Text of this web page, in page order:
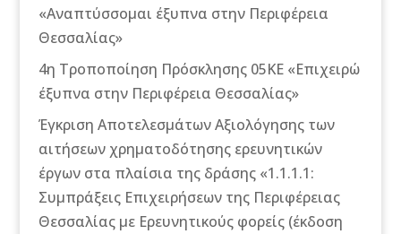
«Αναπτύσσομαι έξυπνα στην Περιφέρεια
Θεσσαλίας»
4η Τροποποίηση Πρόσκλησης 05ΚΕ «Επιχειρώ
έξυπνα στην Περιφέρεια Θεσσαλίας»
Έγκριση Αποτελεσμάτων Αξιολόγησης των
αιτήσεων χρηματοδότησης ερευνητικών
έργων στα πλαίσια της δράσης «1.1.1.1:
Συμπράξεις Επιχειρήσεων της Περιφέρειας
Θεσσαλίας με Ερευνητικούς φορείς (έκδοση